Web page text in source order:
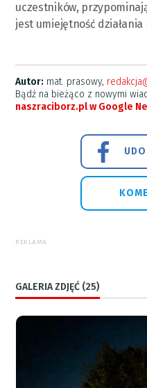
uczestników,
jest umiejętność działania
Autor: mat. prasowy,
Bądź na bieżąco z nowymi
naszraciborz.pl w Google
REKLAMA
GALERIA ZDJĘĆ (25)